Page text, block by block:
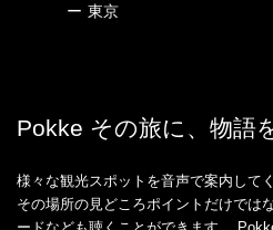
ー 東京
Pokke その旅に、物語
様々な観光スポットを音声で案内して
その場所の見どころポイントだけでは